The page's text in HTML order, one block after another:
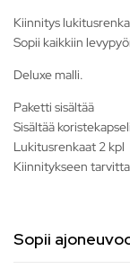
Kiinnitys
Sopii kaikkiin
Deluxe malli.
Paketti sisältää
Sisältää
Lukitusrenkaat 2 kpl
Kiinnitykseen
Sopii